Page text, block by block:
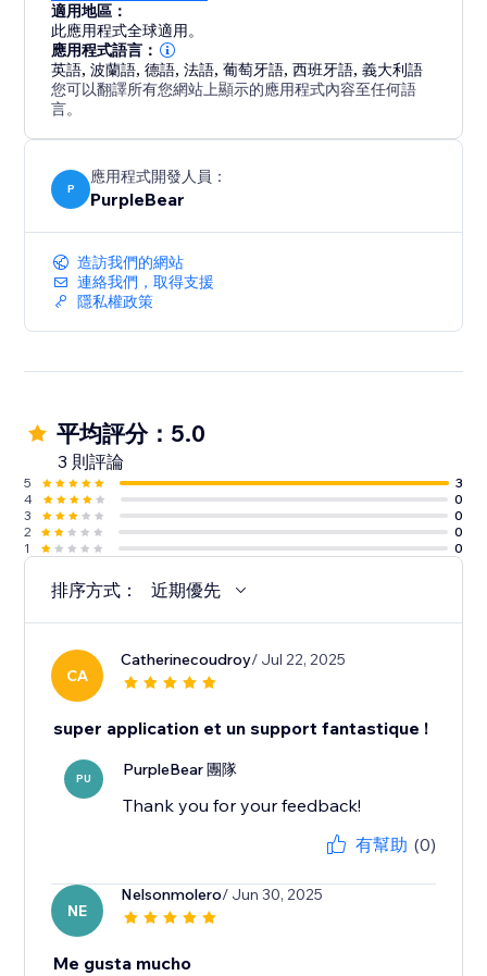
適用地區：
此應用程式全球適用。
應用程式語言：
英語,波蘭語,德語,法語,葡萄牙語,西班牙語,義大利語
您可以翻譯所有您網站上顯示的應用程式內容至任何語
言。
P
應用程式開發人員：
PurpleBear
造訪我們的網站
連絡我們，取得支援
隱私權政策
平均評分：5.0
3 則評論
5
3
4
0
3
0
2
0
1
0
排序方式： 近期優先
CA
Catherinecoudroy/ Jul 22, 2025
super application et un support fantastique !
PU PurpleBear 團隊
Thank you for your feedback!
有幫助 (0)
NE
Nelsonmolero/ Jun 30, 2025
Me gusta mucho